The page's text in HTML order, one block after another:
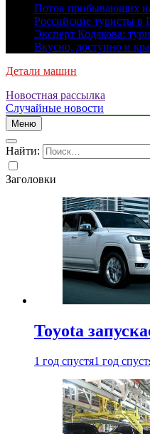
Поток прибывающих на
Российские туристы в
Эксперт Кодякова:
Вкусно, доступно и
Детали машин
Новостная рассылка
Случайные новости
Меню
Найти:
Заголовки
Toyota
1 год спустя1 год